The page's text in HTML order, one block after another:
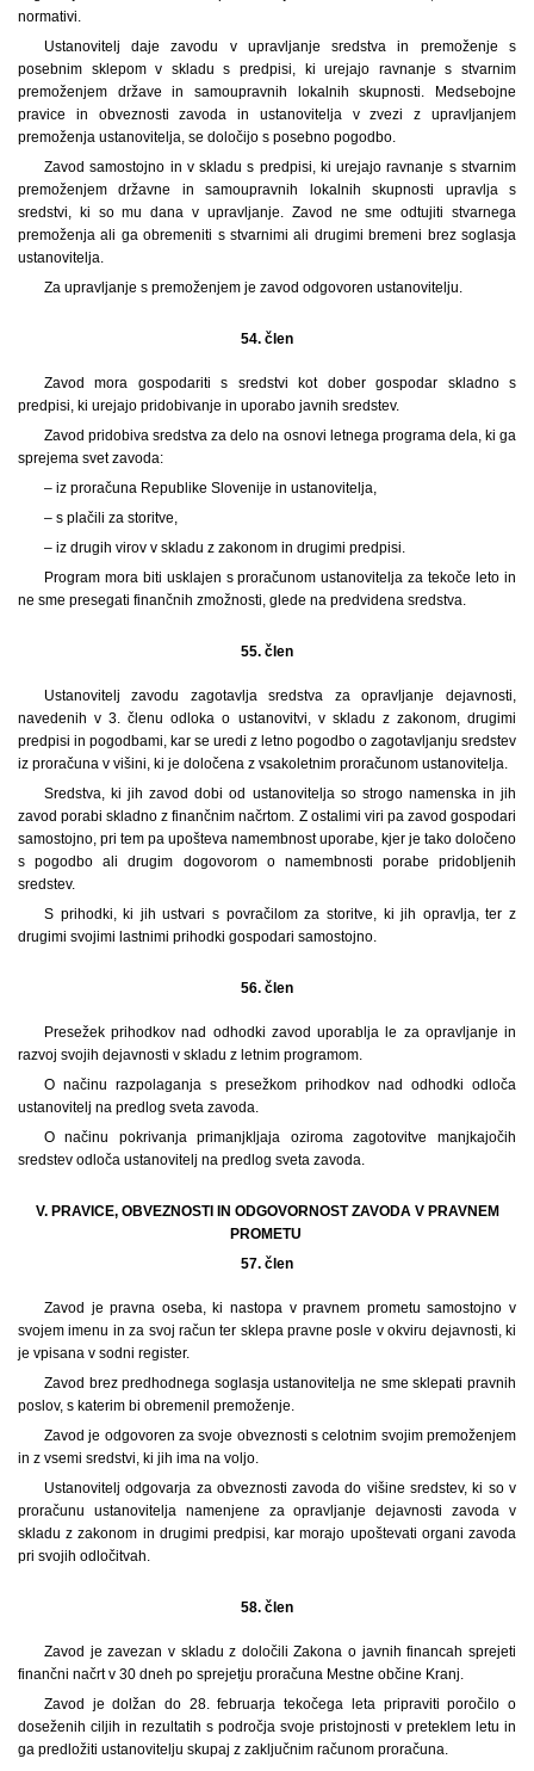
normativi.
Ustanovitelj daje zavodu v upravljanje sredstva in premoženje s
posebnim sklepom v skladu s predpisi, ki urejajo ravnanje s stvarnim
premoženjem države in samoupravnih lokalnih skupnosti. Medsebojne
pravice in obveznosti zavoda in ustanovitelja v zvezi z upravljanjem
premoženja ustanovitelja, se določijo s posebno pogodbo.
Zavod samostojno in v skladu s predpisi, ki urejajo ravnanje s stvarnim
premoženjem državne in samoupravnih lokalnih skupnosti upravlja s
sredstvi, ki so mu dana v upravljanje. Zavod ne sme odtujiti stvarnega
premoženja ali ga obremeniti s stvarnimi ali drugimi bremeni brez soglasja
ustanovitelja.
Za upravljanje s premoženjem je zavod odgovoren ustanovitelju.
54. člen
Zavod mora gospodariti s sredstvi kot dober gospodar skladno s
predpisi, ki urejajo pridobivanje in uporabo javnih sredstev.
Zavod pridobiva sredstva za delo na osnovi letnega programa dela, ki ga
sprejema svet zavoda:
– iz proračuna Republike Slovenije in ustanovitelja,
– s plačili za storitve,
– iz drugih virov v skladu z zakonom in drugimi predpisi.
Program mora biti usklajen s proračunom ustanovitelja za tekoče leto in
ne sme presegati finančnih zmožnosti, glede na predvidena sredstva.
55. člen
Ustanovitelj zavodu zagotavlja sredstva za opravljanje dejavnosti,
navedenih v 3. členu odloka o ustanovitvi, v skladu z zakonom, drugimi
predpisi in pogodbami, kar se uredi z letno pogodbo o zagotavljanju sredstev
iz proračuna v višini, ki je določena z vsakoletnim proračunom ustanovitelja.
Sredstva, ki jih zavod dobi od ustanovitelja so strogo namenska in jih
zavod porabi skladno z finančnim načrtom. Z ostalimi viri pa zavod gospodari
samostojno, pri tem pa upošteva namembnost uporabe, kjer je tako določeno
s pogodbo ali drugim dogovorom o namembnosti porabe pridobljenih
sredstev.
S prihodki, ki jih ustvari s povračilom za storitve, ki jih opravlja, ter z
drugimi svojimi lastnimi prihodki gospodari samostojno.
56. člen
Presežek prihodkov nad odhodki zavod uporablja le za opravljanje in
razvoj svojih dejavnosti v skladu z letnim programom.
O načinu razpolaganja s presežkom prihodkov nad odhodki odloča
ustanovitelj na predlog sveta zavoda.
O načinu pokrivanja primanjkljaja oziroma zagotovitve manjkajočih
sredstev odloča ustanovitelj na predlog sveta zavoda.
V. PRAVICE, OBVEZNOSTI IN ODGOVORNOST ZAVODA V PRAVNEM
PROMETU
57. člen
Zavod je pravna oseba, ki nastopa v pravnem prometu samostojno v
svojem imenu in za svoj račun ter sklepa pravne posle v okviru dejavnosti, ki
je vpisana v sodni register.
Zavod brez predhodnega soglasja ustanovitelja ne sme sklepati pravnih
poslov, s katerim bi obremenil premoženje.
Zavod je odgovoren za svoje obveznosti s celotnim svojim premoženjem
in z vsemi sredstvi, ki jih ima na voljo.
Ustanovitelj odgovarja za obveznosti zavoda do višine sredstev, ki so v
proračunu ustanovitelja namenjene za opravljanje dejavnosti zavoda v
skladu z zakonom in drugimi predpisi, kar morajo upoštevati organi zavoda
pri svojih odločitvah.
58. člen
Zavod je zavezan v skladu z določili Zakona o javnih financah sprejeti
finančni načrt v 30 dneh po sprejetju proračuna Mestne občine Kranj.
Zavod je dolžan do 28. februarja tekočega leta pripraviti poročilo o
doseženih ciljih in rezultatih s področja svoje pristojnosti v preteklem letu in
ga predložiti ustanovitelju skupaj z zaključnim računom proračuna.